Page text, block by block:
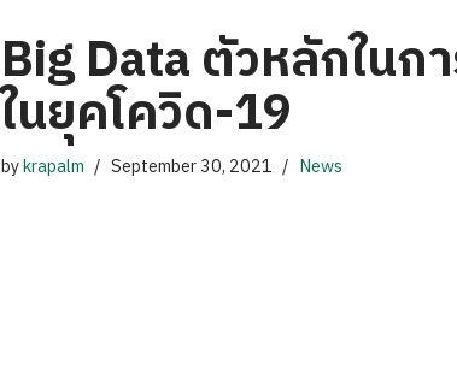
Big Data ตัวหลักในก
ในยุคโควิด-19
bykrapalm September 30, 2021 News